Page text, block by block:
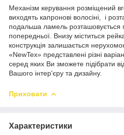
Механізм керування розміщений
виходять капронові волосіні, і
подальша ламель розташовується
попередньої. Внизу міститься
конструкція залишається
«NewTex» представлені різні
серед яких Ви зможете підібрати
Вашого інтер'єру та дизайну.
Приховати
Характеристики